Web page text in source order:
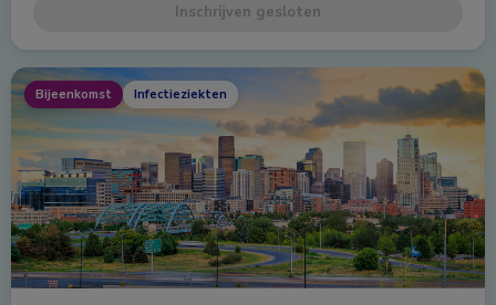
Inschrijven gesloten
Bijeenkomst Infectieziekten